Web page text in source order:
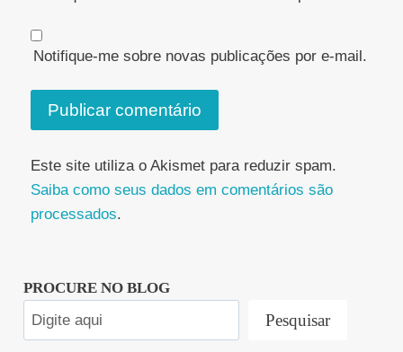
Notifique-me sobre novas publicações por e-mail.
Este site utiliza o Akismet para reduzir spam.
Saiba como seus dados em comentários são
processados.
PROCURE NO BLOG
Pesquisar